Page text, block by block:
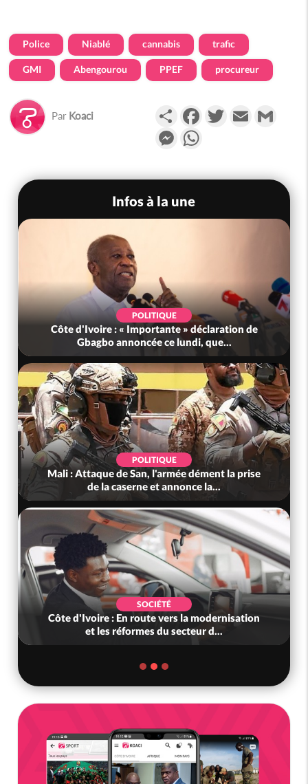
Police Niablé cannabis trafic
GMI Abengourou PPEF procureur
Par Koaci PartagerFacebookTwitterEmail
Messenger
Infos à la une
de
la prise
d...
SOCIÉTÉ
Côte d'Ivoire : Le Tonkpi abrite la
édition décentralisée du Salon...
SOCIÉTÉ
Côte d'Ivoire : Condoléances à la
Gnl Dem Aly, Téné Birahima : «...
POLITIQUE
Mali : Le JNIM revendique l'attaque
caserne à San, au moins 10 milita...